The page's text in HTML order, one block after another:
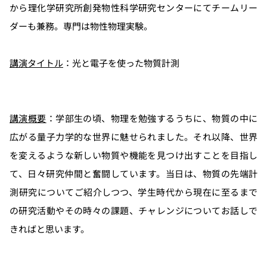
から理化学研究所創発物性科学研究センターにてチームリー
ダーも兼務。専門は物性物理実験。
講演タイトル ：光と電子を使った物質計測
講演概要 ：学部生の頃、物理を勉強するうちに、物質の中に
広がる量子力学的な世界に魅せられました。それ以降、世界
を変えるような新しい物質や機能を見つけ出すことを目指し
て、日々研究仲間と奮闘しています。当日は、物質の先端計
測研究についてご紹介しつつ、学生時代から現在に至るまで
の研究活動やその時々の課題、チャレンジについてお話しで
きればと思います。